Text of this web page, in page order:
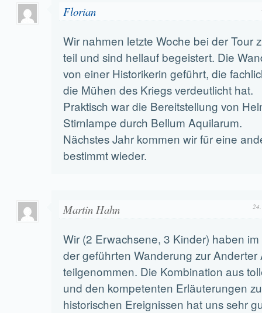
Florian
Wir nahmen letzte Woche bei der Tour
teil und sind hellauf begeistert. Die
von einer Historikerin geführt, die
die Mühen des Kriegs verdeutlicht hat.
Praktisch war die Bereitstellung von
Stirnlampe durch Bellum Aquilarum.
Nächstes Jahr kommen wir für eine
bestimmt wieder.
Martin Hahn
Wir (2 Erwachsene, 3 Kinder) haben
der geführten Wanderung zur Anderter
teilgenommen. Die Kombination aus
und den kompetenten Erläuterungen
historischen Ereignissen hat uns sehr